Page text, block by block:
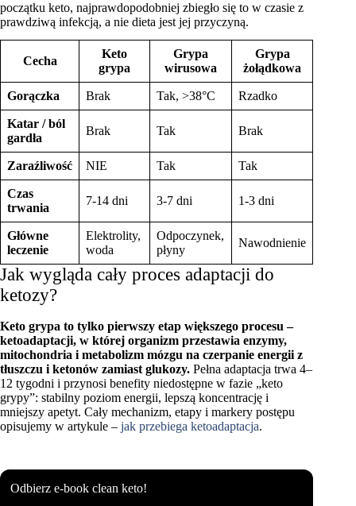
początku keto, najprawdopodobniej zbiegło się to w czasie z
prawdziwą infekcją, a nie dieta jest jej przyczyną.
Cecha
Keto
grypa
Grypa
wirusowa
Grypa
żołądkowa
Gorączka Brak Tak, >38°C Rzadko
Katar / ból
gardła
Brak Tak Brak
Zaraźliwość NIE Tak Tak
Czas
trwania
7-14 dni 3-7 dni 1-3 dni
Główne
leczenie
Elektrolity,
woda
Odpoczynek,
płyny
Nawodnienie
Jak wygląda cały proces adaptacji do
ketozy?
Keto grypa to tylko pierwszy etap większego procesu –
ketoadaptacji, w której organizm przestawia enzymy,
mitochondria i metabolizm mózgu na czerpanie energii z
tłuszczu i ketonów zamiast glukozy. Pełna adaptacja trwa 4–
12 tygodni i przynosi benefity niedostępne w fazie „keto
grypy”: stabilny poziom energii, lepszą koncentrację i
mniejszy apetyt. Cały mechanizm, etapy i markery postępu
opisujemy w artykule – jak przebiega ketoadaptacja.
Odbierz e-book clean keto!